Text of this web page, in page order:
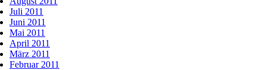
Juli 2011
Juni 2011
Mai 2011
April 2011
März 2011
Februar 2011